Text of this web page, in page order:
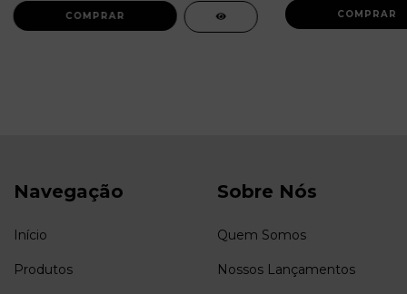
Navegação
Início
Produtos
Sobre Nós
Quem Somos
Nossos Lançamentos